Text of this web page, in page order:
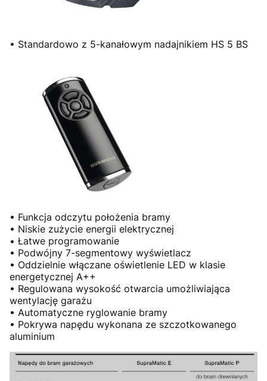
• Standardowo z 5-kanałowym nadajnikiem HS 5 BS
• Funkcja odczytu położenia bramy
• Niskie zużycie energii elektrycznej
• Łatwe programowanie
• Podwójny 7-segmentowy wyświetlacz
• Oddzielnie włączane oświetlenie LED w klasie
energetycznej A++
• Regulowana wysokość otwarcia umożliwiająca
wentylację garażu
• Automatyczne ryglowanie bramy
• Pokrywa napędu wykonana ze szczotkowanego
aluminium